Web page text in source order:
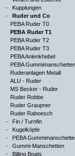
- Kupplungen
- Ruder und Co
PEBA Ruder T0
PEBA Ruder T1
PEBA Ruder T2
PEBA Ruder T3
PEBA Anlenkhebel
PEBA Gummimanschetten
Ruderanlagen Metall
ALU - Ruder
MS Becker - Ruder
Ruder Robbe
Ruder Graupner
Ruder Raboesch
- Fin / Turnfin
- Kugelköpfe
- PEBA
- Gummi-Manschetten
- Billing Boats